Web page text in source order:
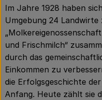
Im Jahre 1928 haben
Umgebung 24 Landwirte
und Frischmilch“
durch das
Einkommen zu
die Erfolgsgeschichte
Anfang. Heute zählt sie